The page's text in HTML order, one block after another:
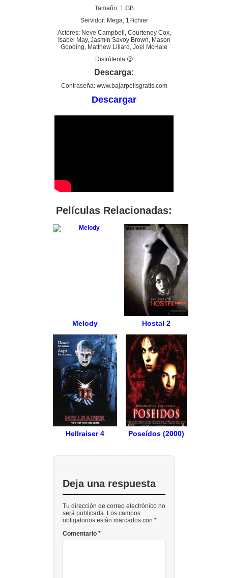
Tamaño: 1 GB
Servidor: Mega, 1Fichier
Actores: Neve Campbell, Courteney Cox,
Isabel May, Jasmin Savoy Brown, Mason
Gooding, Matthew Lillard, Joel McHale
Disfrútenla 😉
Descarga:
Contraseña: www.bajarpelisgratis.com
Descargar
Películas Relacionadas:
Melody Hostal 2
Hellraiser 4 Poseídos (2000)
Deja una respuesta
Tu dirección de correo electrónico no
será publicada. Los campos
obligatorios están marcados con *
Comentario *